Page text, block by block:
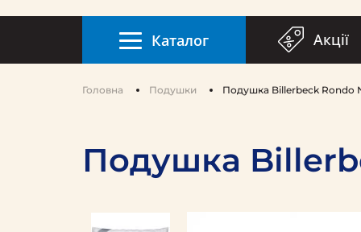
Каталог Акції
Головна Подушки Подушка Billerbeck Rondo
Подушка